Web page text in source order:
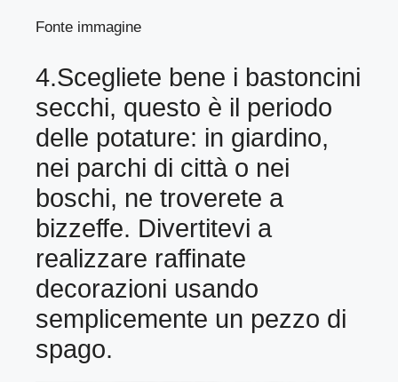
Fonte immagine
4.Scegliete bene i bastoncini
secchi, questo è il periodo
delle potature: in giardino,
nei parchi di città o nei
boschi, ne troverete a
bizzeffe. Divertitevi a
realizzare raffinate
decorazioni usando
semplicemente un pezzo di
spago.